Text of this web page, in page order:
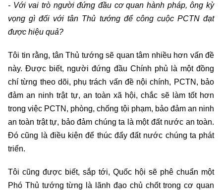
- Với vai trò người đứng đầu cơ quan hành pháp, ông kỳ
vọng gì đối với tân Thủ tướng để công cuộc PCTN đạt
được hiệu quả?
Tôi tin rằng, tân Thủ tướng sẽ quan tâm nhiều hơn vấn đề
này. Được biết, người đứng đầu Chính phủ là một đồng
chí từng theo dõi, phụ trách vấn đề nội chính, PCTN, bảo
đảm an ninh trật tự, an toàn xã hội, chắc sẽ làm tốt hơn
trong việc PCTN, phòng, chống tội phạm, bảo đảm an ninh
an toàn trật tự, bảo đảm chúng ta là một đất nước an toàn.
Đó cũng là điều kiện để thúc đẩy đất nước chúng ta phát
triển.
Tôi cũng được biết, sắp tới, Quốc hội sẽ phê chuẩn một
Phó Thủ tướng từng là lãnh đạo chủ chốt trong cơ quan